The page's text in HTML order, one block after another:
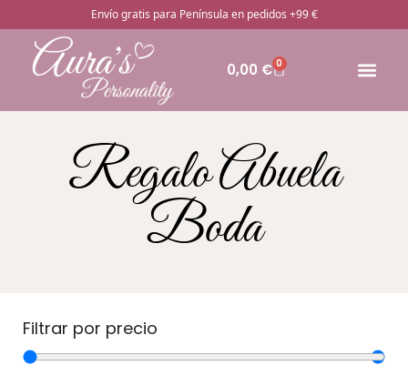
Envío gratis para Península en pedidos +99 €
0,00 € 0
Regalo Abuela
Boda
Filtrar por precio